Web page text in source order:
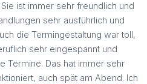
ist immer sehr freundlich und
sehr ausführlich und
die Termingestaltung war toll,
sehr eingespannt und
Termine. Das hat immer sehr
auch spät am Abend. Ich